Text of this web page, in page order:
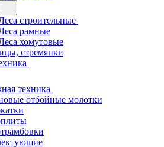
строительные
рамные
хомутовые
стремянки
техника
отбойные молотки